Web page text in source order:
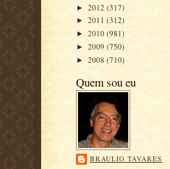
► 2012 (317)
► 2011 (312)
► 2010 (981)
► 2009 (750)
► 2008 (710)
Quem sou eu
BRAULIO TAVARES